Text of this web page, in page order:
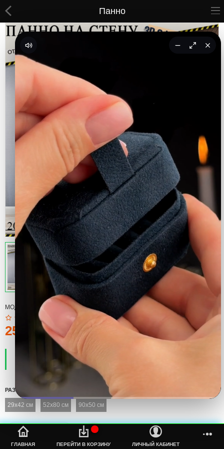
ВСЕ ТОВАРЫ
Принты
Вышивки
Сумки
Кастомные коврики
Бейсболки
ГЛАВНАЯ
%s
ПЕРЕЙТИ В КОРЗИНУ ЛИЧНЫЙ КАБИНЕТ
Панно
МОДЕЛЬ: КАРТИНА
250тмт.
ПРОИЗВОДИТЕЛЬ:
ЕСТЬ В НАЛИЧИИ
РАЗМЕР
29x42 см 52x80 см 90x50 см